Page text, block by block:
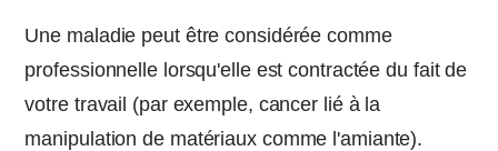
Une maladie peut être considérée comme
professionnelle lorsqu'elle est contractée du fait de
votre travail (par exemple, cancer lié à la
manipulation de matériaux comme l'amiante).